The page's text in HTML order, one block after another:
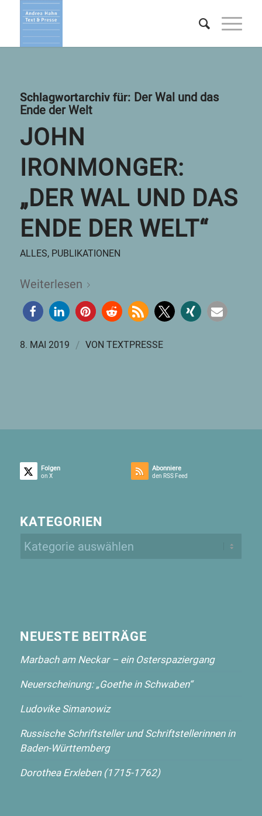
Schlagwortarchiv für: Der Wal und das
Ende der Welt
JOHN
IRONMONGER:
„DER WAL UND DAS
ENDE DER WELT“
ALLES, PUBLIKATIONEN
Weiterlesen
8. MAI 2019 / VON TEXTPRESSE
Folgen
on X
Abonniere
den RSS Feed
KATEGORIEN
Kategorien
NEUESTE BEITRÄGE
Marbach am Neckar – ein Osterspaziergang
Neuerscheinung: „Goethe in Schwaben“
Ludovike Simanowiz
Russische Schriftsteller und Schriftstellerinnen in
Baden-Württemberg
Dorothea Erxleben (1715-1762)